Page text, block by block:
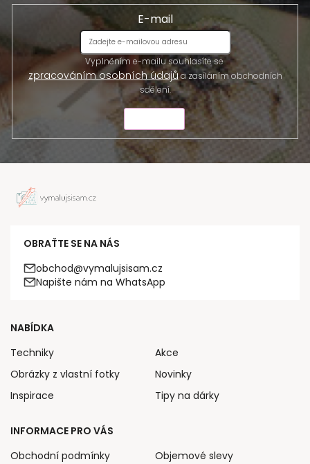
E-mail
Vyplněním e-mailu souhlasíte se
zpracováním osobních údajůa zasíláním obchodních
sdělení.
OBRAŤTE SE NA NÁS
obchod@vymalujsisam.cz
Napište nám na WhatsApp
NABÍDKA
Techniky
Obrázky z vlastní fotky
Inspirace
Akce
Novinky
Tipy na dárky
INFORMACE PRO VÁS
Obchodní podmínky
Objemové slevy